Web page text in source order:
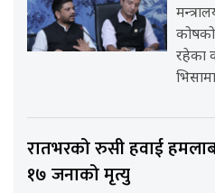
रहेका
रातभरको रुसी हवाई
१७ जनाको मृत्यु